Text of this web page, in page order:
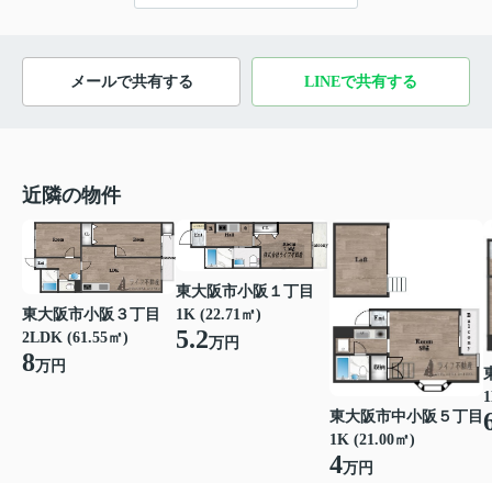
メールで共有する LINEで共有する
近隣の物件
東大阪市小阪３丁目
2LDK (61.55㎡)
8万円
東大阪市小阪１丁目
1K (22.71㎡)
5.2万円
東大阪市中小阪５丁目
1K (21.00㎡)
4万円